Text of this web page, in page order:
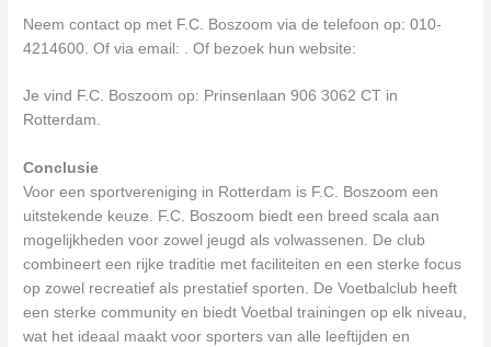
Neem contact op met F.C. Boszoom via de telefoon op: 010-
4214600. Of via email:
. Of bezoek hun website:
Je vind F.C. Boszoom op: Prinsenlaan 906 3062 CT in
Rotterdam.
Conclusie
Voor een sportvereniging in Rotterdam is F.C. Boszoom een
uitstekende keuze. F.C. Boszoom biedt een breed scala aan
mogelijkheden voor zowel jeugd als volwassenen. De club
combineert een rijke traditie met faciliteiten en een sterke focus
op zowel recreatief als prestatief sporten. De Voetbalclub heeft
een sterke community en biedt Voetbal trainingen op elk niveau,
wat het ideaal maakt voor sporters van alle leeftijden en